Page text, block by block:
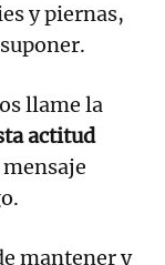
y piernas,
llame la
actitud
mantener y